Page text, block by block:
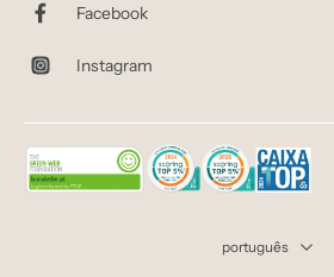
Facebook
Instagram
português